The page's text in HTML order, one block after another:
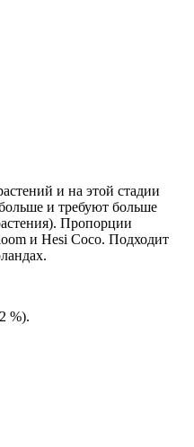
и на этой стадии
и требуют больше
Пропорции
и Hesi Coco. Подходит
%).